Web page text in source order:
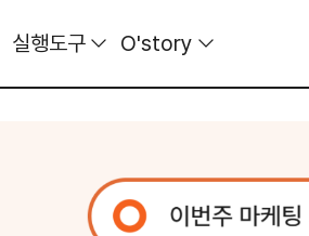
실행도구 O'story